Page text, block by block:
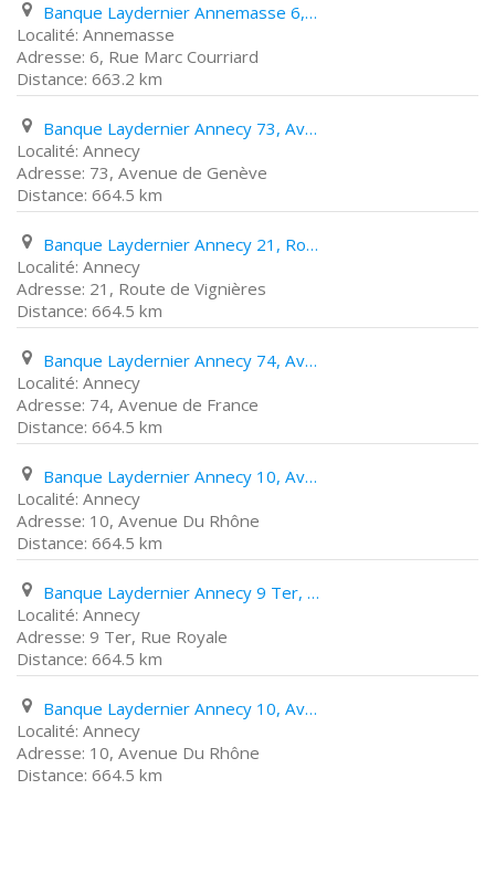
Banque Laydernier Annemasse 6, Rue Marc Courriard
Annemasse
6, Rue Marc Courriard
663.2 km
Banque Laydernier Annecy 73, Avenue de Genève
Annecy
73, Avenue de Genève
664.5 km
Banque Laydernier Annecy 21, Route de Vignières
Annecy
21, Route de Vignières
664.5 km
Banque Laydernier Annecy 74, Avenue de France
Annecy
74, Avenue de France
664.5 km
Banque Laydernier Annecy 10, Avenue Du Rhône
Annecy
10, Avenue Du Rhône
664.5 km
Banque Laydernier Annecy 9 Ter, Rue Royale
Annecy
9 Ter, Rue Royale
664.5 km
Banque Laydernier Annecy 10, Avenue Du Rhône
Annecy
10, Avenue Du Rhône
664.5 km